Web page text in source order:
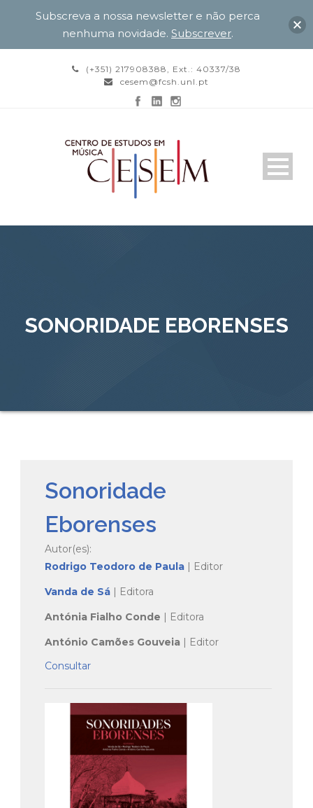
(+351) 217908388, Ext.: 40337/38
cesem@fcsh.unl.pt
SONORIDADE EBORENSES
Sonoridade
Eborenses
Autor(es):
Rodrigo Teodoro de Paula | Editor
Vanda de Sá | Editora
Antónia Fialho Conde | Editora
António Camões Gouveia | Editor
Consultar
Subscreva a nossa newsletter e não perca
nenhuma novidade. Subscrever.